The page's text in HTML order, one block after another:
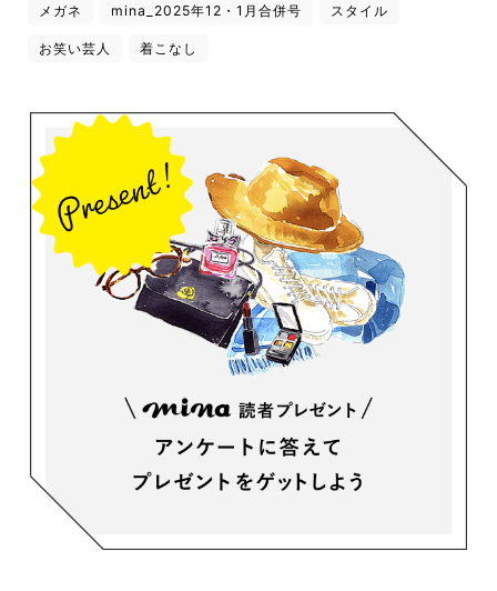
メガネ mina_2025年12・1月合併号 スタイル
お笑い芸人 着こなし